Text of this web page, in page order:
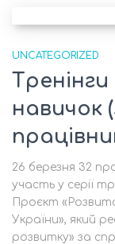
UNCATEGORIZED
навичок
26 березня 32
участь у серії
Проєкт
України», який
розвитку» за